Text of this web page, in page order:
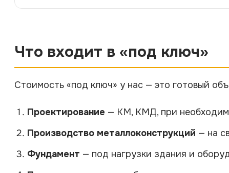
Что входит в «под ключ»
Стоимость «под ключ» у нас — это готовый
Проектирование — КМ, КМД, при
Производство металлоконструкций — на
Фундамент — под нагрузки здания и